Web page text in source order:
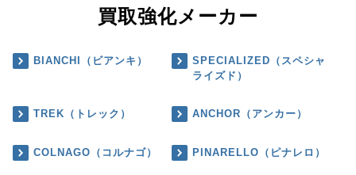
買取強化メーカー
BIANCHI（ビアンキ）
SPECIALIZED（スペシャ
ライズド）
TREK（トレック） ANCHOR（アンカー）
COLNAGO（コルナゴ） PINARELLO（ピナレロ）